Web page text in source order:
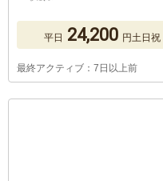
平日 24,200 円土日祝
最終アクティブ：7日以上前